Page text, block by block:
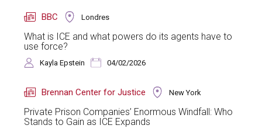
BBC Londres
What is ICE and what powers do its agents have to
use force?
Kayla Epstein 04/02/2026
Brennan Center for Justice New York
Private Prison Companies’ Enormous Windfall: Who
Stands to Gain as ICE Expands